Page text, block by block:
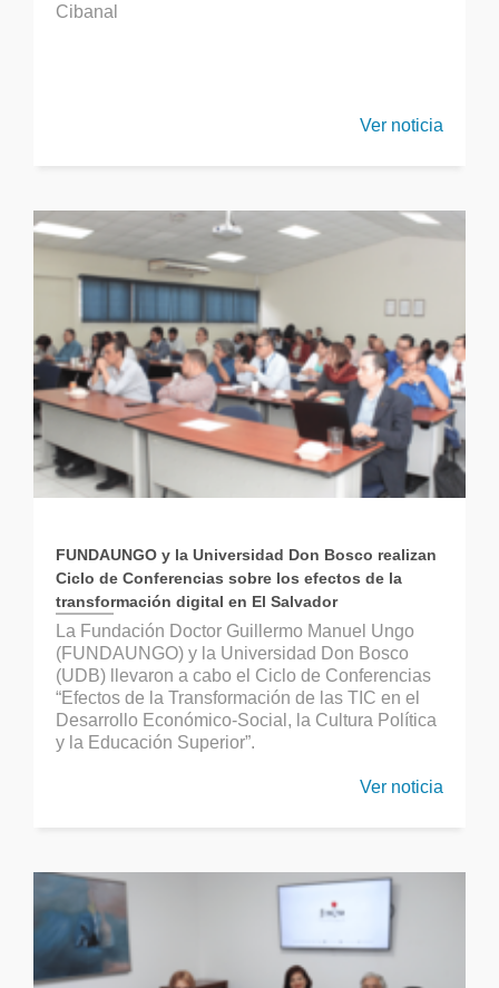
Cibanal
Ver noticia
FUNDAUNGO y la Universidad Don Bosco realizan
Ciclo de Conferencias sobre los efectos de la
transformación digital en El Salvador
La Fundación Doctor Guillermo Manuel Ungo
(FUNDAUNGO) y la Universidad Don Bosco
(UDB) llevaron a cabo el Ciclo de Conferencias
“Efectos de la Transformación de las TIC en el
Desarrollo Económico-Social, la Cultura Política
y la Educación Superior”.
Ver noticia